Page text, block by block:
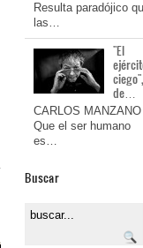
Resulta paradójico
las…
"El
de…
CARLOS MANZANO
Que el ser humano
es…
Buscar